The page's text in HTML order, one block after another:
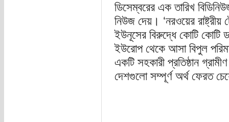
ডিসেম্বরের এক তারিখ
নিউজ দেয়। ‘নরওয়ের রাষ্ট্রীয়
ইউনূসের বিরুদ্ধে কোটি কোটি
ইউরোপ থেকে আসা বিপুল
একটি সহকারী প্রতিষ্ঠান
দেশগুলো সম্পূর্ণ অর্থ ফেরত